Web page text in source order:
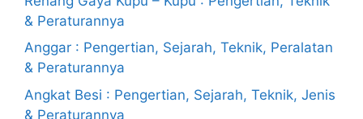
& Peraturannya
Anggar : Pengertian, Sejarah, Teknik, Peralatan
& Peraturannya
Angkat Besi : Pengertian, Sejarah, Teknik, Jenis
& Peraturannya